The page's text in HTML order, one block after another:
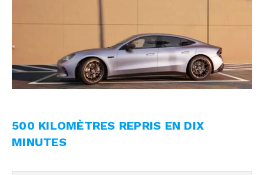
500 KILOMÈTRES REPRIS EN DIX
MINUTES